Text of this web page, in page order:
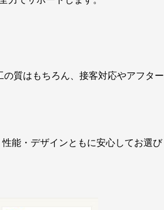
質はもちろん、接客対応やアフター
能・デザインともに安心してお選び